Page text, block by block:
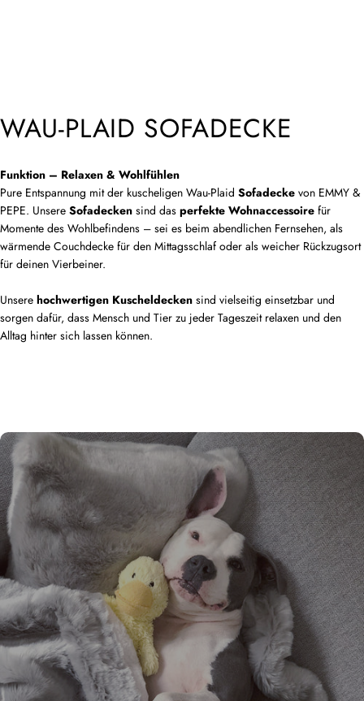
WAU-PLAID SOFADECKE
Funktion – Relaxen & Wohlfühlen
Pure Entspannung mit der kuscheligen Wau-Plaid Sofadecke von EMMY &
PEPE. Unsere Sofadecken sind das perfekte Wohnaccessoire für
Momente des Wohlbefindens – sei es beim abendlichen Fernsehen, als
wärmende Couchdecke für den Mittagsschlaf oder als weicher Rückzugsort
für deinen Vierbeiner.
Unsere hochwertigen Kuscheldecken sind vielseitig einsetzbar und
sorgen dafür, dass Mensch und Tier zu jeder Tageszeit relaxen und den
Alltag hinter sich lassen können.